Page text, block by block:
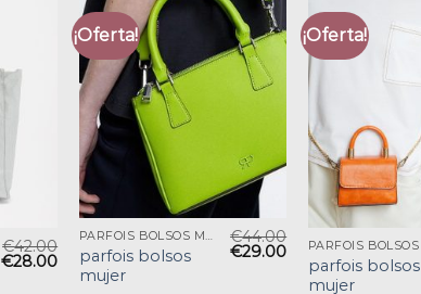
€42.00
€28.00
¡Oferta!
PARFOIS BOLSOS MUJER
parfois bolsos
mujer
€44.00
€29.00
¡Oferta!
parfois bolsos
mujer